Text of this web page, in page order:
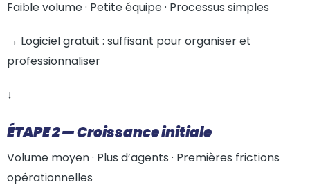
Faible volume · Petite équipe · Processus simples
→ Logiciel gratuit : suffisant pour organiser et
professionnaliser
↓
ÉTAPE 2 — Croissance initiale
Volume moyen · Plus d’agents · Premières frictions
opérationnelles